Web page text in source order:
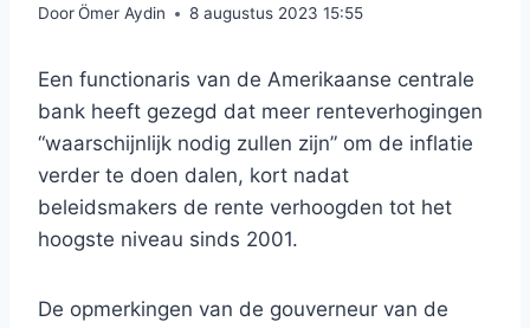
DoorÖmer Aydin 8 augustus 2023 15:55
Een functionaris van de Amerikaanse centrale
bank heeft gezegd dat meer renteverhogingen
“waarschijnlijk nodig zullen zijn” om de inflatie
verder te doen dalen, kort nadat
beleidsmakers de rente verhoogden tot het
hoogste niveau sinds 2001.
De opmerkingen van de gouverneur van de